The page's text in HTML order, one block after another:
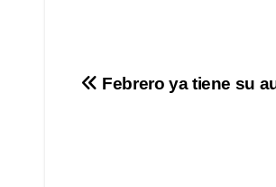
Navegación
Febrero ya tiene su